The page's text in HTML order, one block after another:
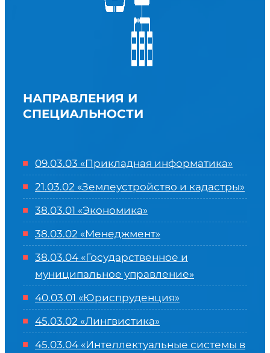
НАПРАВЛЕНИЯ И
СПЕЦИАЛЬНОСТИ
09.03.03 «Прикладная информатика»
21.03.02 «Землеустройство и кадастры»
38.03.01 «Экономика»
38.03.02 «Менеджмент»
38.03.04 «Государственное и
муниципальное управление»
40.03.01 «Юриспруденция»
45.03.02 «Лингвистика»
45.03.04 «Интеллектуальные системы в